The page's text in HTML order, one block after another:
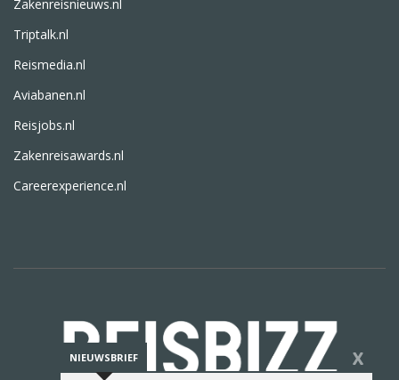
Zakenreisnieuws.nl
Triptalk.nl
Reismedia.nl
Aviabanen.nl
Reisjobs.nl
Zakenreisawards.nl
Careerexperience.nl
NIEUWSBRIEF X